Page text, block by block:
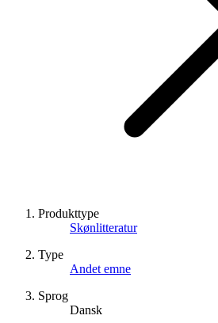
Produkttype
Skønlitteratur
Type
Andet emne
Sprog
Dansk